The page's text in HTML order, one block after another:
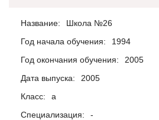
Название:
Школа №26
Год начала обучения:
1994
Год окончания обучения:
2005
Дата выпуска:
2005
Класс:
а
Специализация:
-